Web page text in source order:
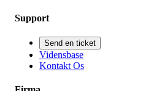
Support
Send en ticket
Vidensbase
Kontakt Os